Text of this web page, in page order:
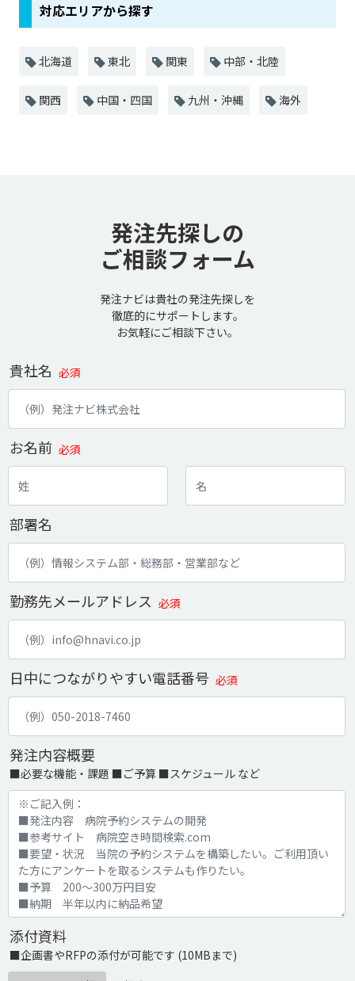
対応エリアから探す
北海道 東北 関東 中部・北陸
関西 中国・四国 九州・沖縄 海外
発注先探しの
ご相談フォーム
発注ナビは貴社の発注先探しを
徹底的にサポートします。
お気軽にご相談下さい。
貴社名 必須
お名前 必須
部署名
勤務先メールアドレス 必須
日中につながりやすい電話番号 必須
発注内容概要
■必要な機能・課題 ■ご予算 ■スケジュール など
添付資料
■企画書やRFPの添付が可能です (10MBまで)